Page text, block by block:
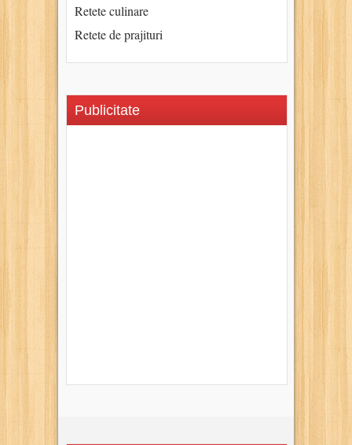
Retete culinare
Retete de prajituri
Publicitate